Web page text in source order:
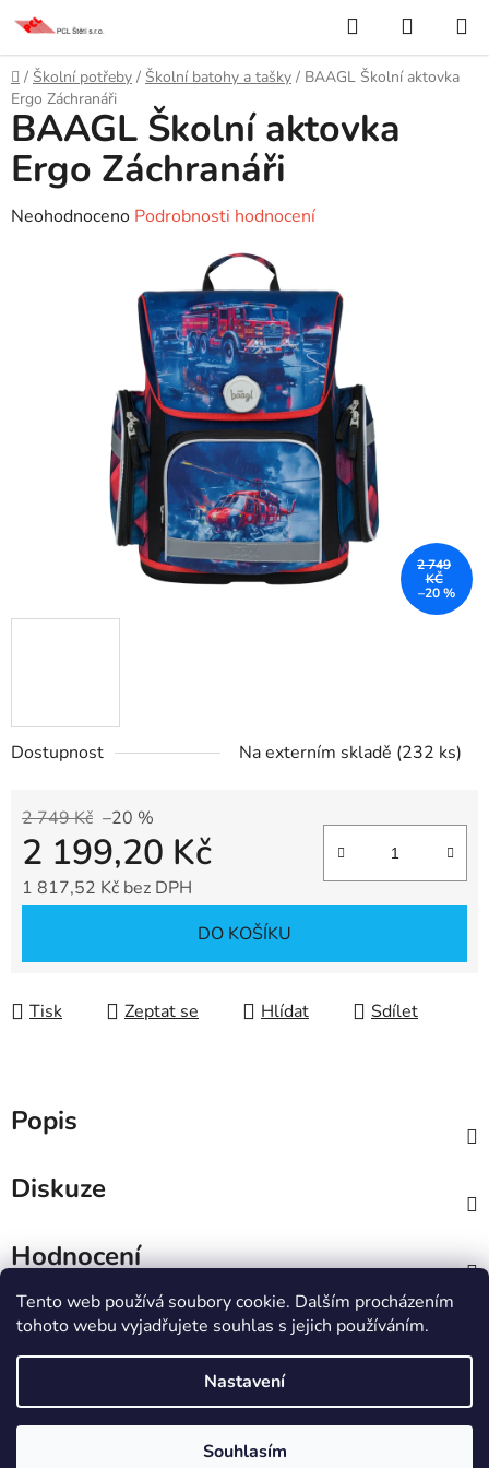
Tento web používá soubory cookie. Dalším procházením
tohoto webu vyjadřujete souhlas s jejich používáním.
Nastavení
Souhlasím
Přejít
obsah
Hledat
KOŠÍK
Domů
/ Školní potřeby / Školní batohy a tašky / BAAGL Školní aktovka
Ergo Záchranáři
Dostupnost Na externím skladě (232 ks)
2 749 Kč –20 %
2 199,20 Kč
1 817,52 Kč bez DPH
DO KOŠÍKU
Tisk Zeptat se Hlídat Sdílet
BAAGL Školní aktovka
Ergo Záchranáři
Průměrné
Neohodnoceno Podrobnosti hodnocení
2 749
KČ
–20 %
Popis
Diskuze
Hodnocení
IT e-shop
Vytvořil Shoptet
PCL Štětí s.r.o.